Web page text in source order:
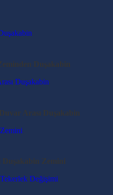
Duşakabin
Arası Duşakabin
Duşakabin Zemini